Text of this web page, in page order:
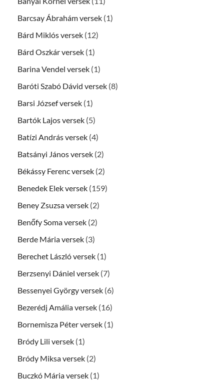
Barcsay Ábrahám versek (1)
Bárd Miklós versek (12)
Bárd Oszkár versek (1)
Barina Vendel versek (1)
Baróti Szabó Dávid versek (8)
Barsi József versek (1)
Bartók Lajos versek (5)
Batízi András versek (4)
Batsányi János versek (2)
Békássy Ferenc versek (2)
Benedek Elek versek (159)
Beney Zsuzsa versek (2)
Benőfy Soma versek (2)
Berde Mária versek (3)
Berechet László versek (1)
Berzsenyi Dániel versek (7)
Bessenyei György versek (6)
Bezerédj Amália versek (16)
Bornemisza Péter versek (1)
Bródy Lili versek (1)
Bródy Miksa versek (2)
Buczkó Mária versek (1)